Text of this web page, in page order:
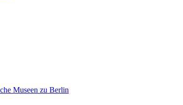
Museen zu Berlin